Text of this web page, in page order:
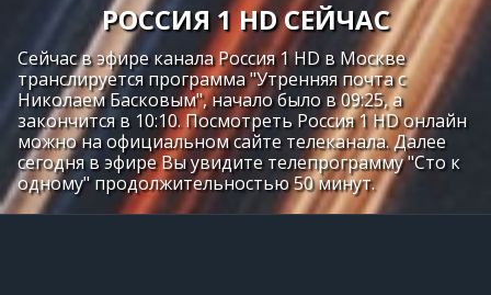
РОССИЯ 1 HD СЕЙЧАС
Сейчас в эфире канала Россия 1 HD в Москве
транслируется программа "Утренняя почта с
Николаем Басковым", начало было в 09:25, а
закончится в 10:10. Посмотреть Россия 1 HD онлайн
можно на официальном сайте телеканала. Далее
сегодня в эфире Вы увидите телепрограмму "Сто к
одному" продолжительностью 50 минут.